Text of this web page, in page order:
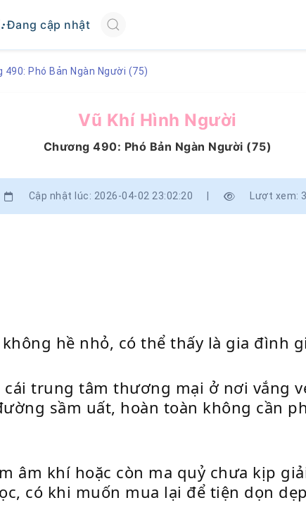
Đang cập nhật
490: Phó Bản Ngàn Người (75)
Vũ Khí Hình Người
Chương 490: Phó Bản Ngàn Người (75)
Cập nhật lúc: 2026-04-02 23:02:20 Lượt xem:
hề nhỏ, có thể thấy là gia đình
trung tâm thương mại ở nơi vắng
sầm uất, hoàn toàn không cần
âm khí hoặc còn ma quỷ chưa kịp
có khi muốn mua lại để tiện dọn